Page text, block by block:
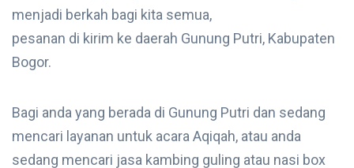
menjadi berkah bagi kita semua,
pesanan di kirim ke daerah Gunung Putri, Kabupaten
Bogor.
Bagi anda yang berada di Gunung Putri dan sedang
mencari layanan untuk acara Aqiqah, atau anda
sedang mencari jasa kambing guling atau nasi box